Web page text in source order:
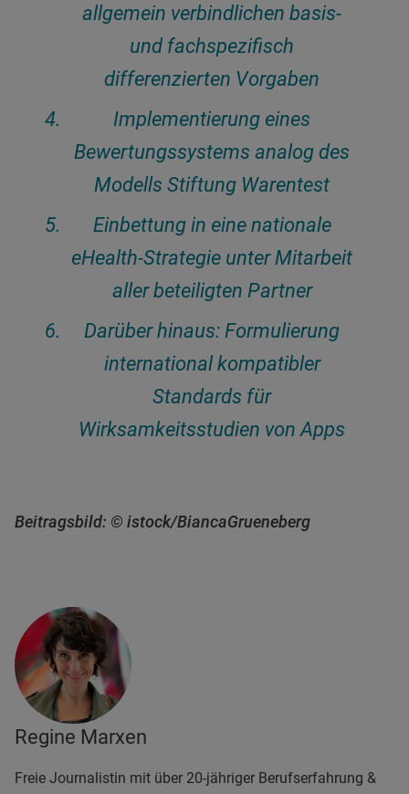
allgemein verbindlichen basis-
und fachspezifisch
differenzierten Vorgaben
Implementierung eines
Bewertungssystems analog des
Modells Stiftung Warentest
Einbettung in eine nationale
eHealth-Strategie unter Mitarbeit
aller beteiligten Partner
Darüber hinaus: Formulierung
international kompatibler
Standards für
Wirksamkeitsstudien von Apps
Beitragsbild: © istock/BiancaGrueneberg
Regine Marxen
Freie Journalistin mit über 20-jähriger Berufserfahrung &